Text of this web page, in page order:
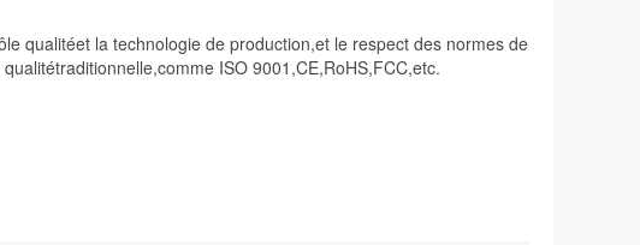
qualitéet la technologie de production,et le respect des normes de
ISO 9001,CE,RoHS,FCC,etc.